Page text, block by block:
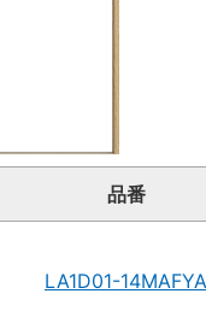
品番
LA1D01-14MAFYA